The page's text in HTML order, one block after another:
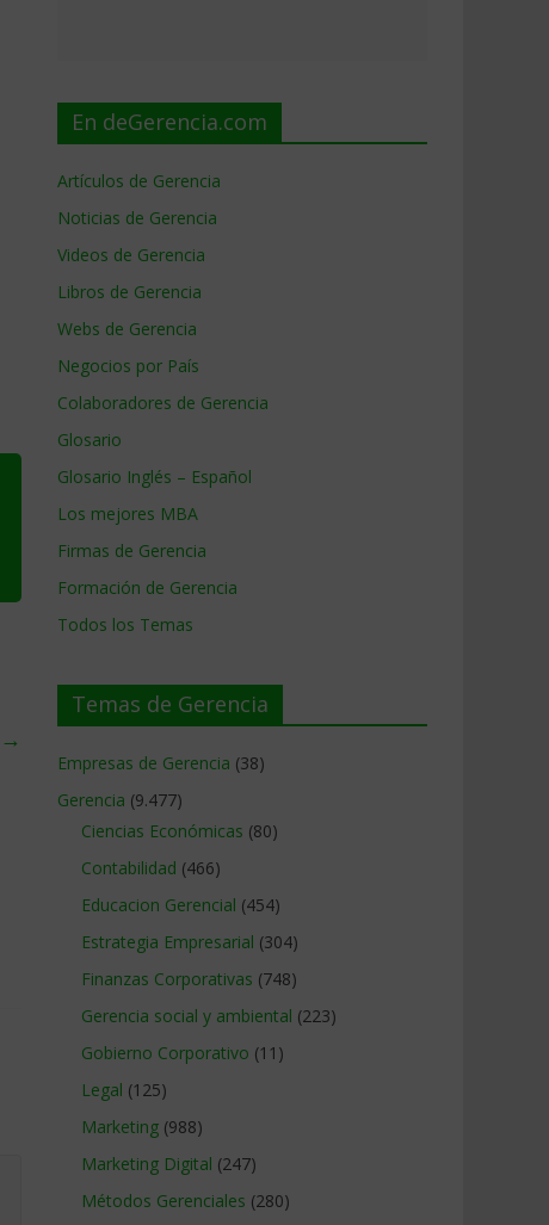
→
En deGerencia.com
Artículos de Gerencia
Noticias de Gerencia
Videos de Gerencia
Libros de Gerencia
Webs de Gerencia
Negocios por País
Colaboradores de Gerencia
Glosario
Glosario Inglés – Español
Los mejores MBA
Firmas de Gerencia
Formación de Gerencia
Todos los Temas
Temas de Gerencia
Empresas de Gerencia (38)
Gerencia (9.477)
Ciencias Económicas (80)
Contabilidad (466)
Educacion Gerencial (454)
Estrategia Empresarial (304)
Finanzas Corporativas (748)
Gerencia social y ambiental (223)
Gobierno Corporativo (11)
Legal (125)
Marketing (988)
Marketing Digital (247)
Métodos Gerenciales (280)